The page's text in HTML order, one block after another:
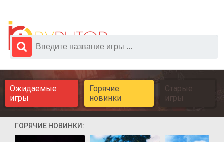
Ожидаемые
игры
Горячие
новинки
Старые
игры
ГОРЯЧИЕ НОВИНКИ: